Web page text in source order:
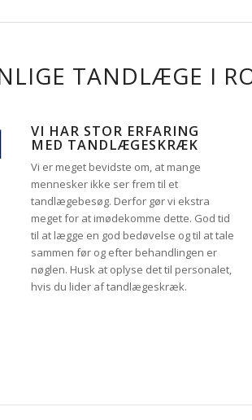
TANDLÆGE I
VI HAR STOR ERFARING
MED TANDLÆGESKRÆK
Vi er meget bevidste om, at mange
mennesker ikke ser frem til et
tandlægebesøg. Derfor gør vi ekstra
meget for at imødekomme dette. God tid
til at lægge en god bedøvelse og til at tale
sammen før og efter behandlingen er
nøglen. Husk at oplyse det til personalet,
hvis du lider af tandlægeskræk.